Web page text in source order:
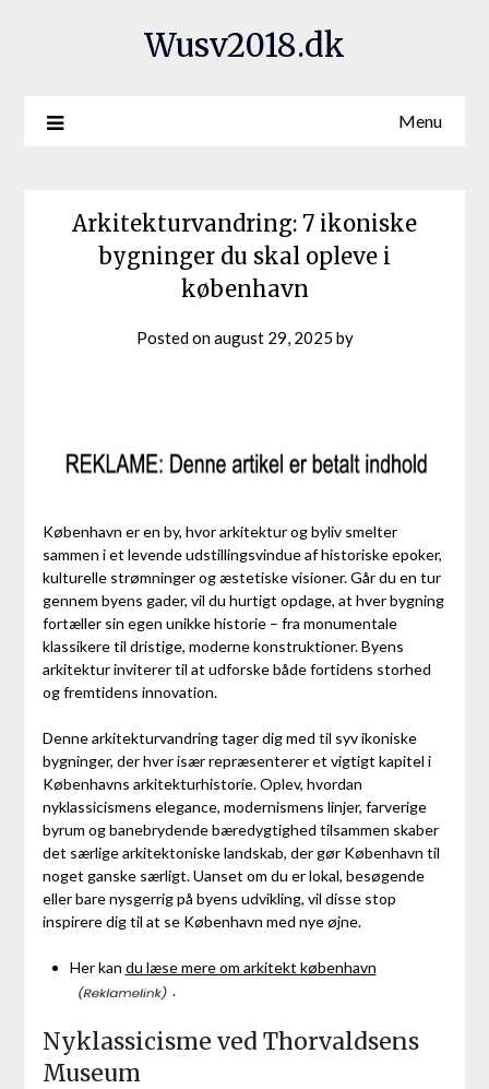
Wusv2018.dk
Menu
Arkitekturvandring: 7 ikoniske
bygninger du skal opleve i
københavn
Posted onaugust 29, 2025 by
København er en by, hvor arkitektur og byliv smelter
sammen i et levende udstillingsvindue af historiske epoker,
kulturelle strømninger og æstetiske visioner. Går du en tur
gennem byens gader, vil du hurtigt opdage, at hver bygning
fortæller sin egen unikke historie – fra monumentale
klassikere til dristige, moderne konstruktioner. Byens
arkitektur inviterer til at udforske både fortidens storhed
og fremtidens innovation.
Denne arkitekturvandring tager dig med til syv ikoniske
bygninger, der hver især repræsenterer et vigtigt kapitel i
Københavns arkitekturhistorie. Oplev, hvordan
nyklassicismens elegance, modernismens linjer, farverige
byrum og banebrydende bæredygtighed tilsammen skaber
det særlige arkitektoniske landskab, der gør København til
noget ganske særligt. Uanset om du er lokal, besøgende
eller bare nysgerrig på byens udvikling, vil disse stop
inspirere dig til at se København med nye øjne.
Her kan du læse mere om arkitekt københavn
.
Nyklassicisme ved Thorvaldsens
Museum